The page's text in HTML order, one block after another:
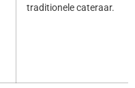
traditionele cateraar.